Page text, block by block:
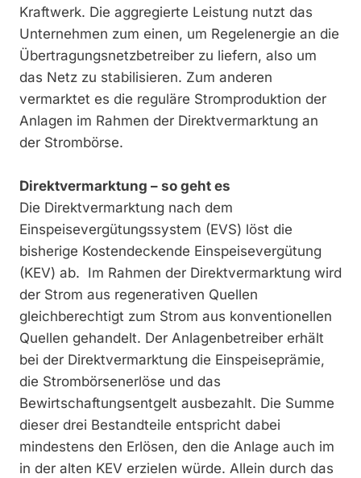
Kraftwerk. Die aggregierte Leistung nutzt das
Unternehmen zum einen, um Regelenergie an die
Übertragungsnetzbetreiber zu liefern, also um
das Netz zu stabilisieren. Zum anderen
vermarktet es die reguläre Strom­produktion der
Anlagen im Rahmen der ­Direktvermarktung an
der Strombörse.
Direktvermarktung – so geht es
Die Direktvermarktung nach dem
Einspeisevergütungssystem (EVS) löst die
bisherige Kostendeckende Einspeisevergütung
(KEV) ab. Im Rahmen der Direktvermarktung wird
der Strom aus regenerativen Quellen
gleichberechtigt zum Strom aus konventionellen
Quellen gehandelt. Der Anlagenbetreiber erhält
bei der Direktvermarktung die Einspeiseprämie,
die Strombörsenerlöse und das
Bewirtschaftungsentgelt ausbezahlt. Die Summe
dieser drei Bestandteile entspricht dabei
mindestens den Erlösen, den die Anlage auch im
in der alten KEV erzielen würde. Allein durch das